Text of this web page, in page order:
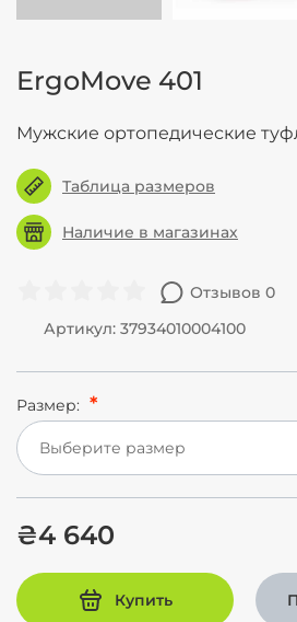
ErgoMove 401
Мужские ортопедические
Таблица размеров
Наличие в магазинах
Отзывов 0
Артикул: 37934010004100
Размер:
Выберите размер
₴4 640
Купить